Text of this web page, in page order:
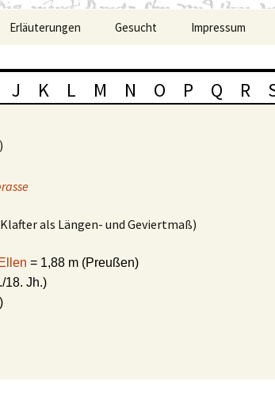
Erläuterungen Gesucht Impressum
J K L M N O P Q R
als Längen- und Geviertmaß)
Ellen = 1,88 m (Preußen)
18. Jh.)